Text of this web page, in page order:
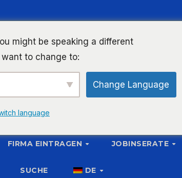
FIRMA EINTRAGEN JOBINSERATE
SUCHE DE
might be speaking a different
want to change to:
Change Language
language